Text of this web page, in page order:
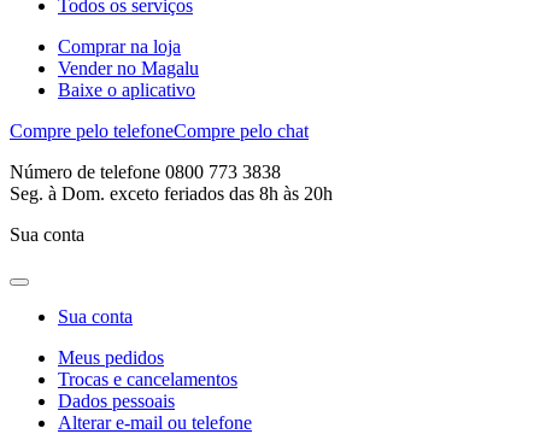
Todos os serviços
Comprar na loja
Vender no Magalu
Baixe o aplicativo
Compre pelo telefoneCompre pelo chat
Número de telefone 0800 773 3838
Seg. à Dom. exceto feriados das 8h às 20h
Sua conta
Sua conta
Meus pedidos
Trocas e cancelamentos
Dados pessoais
Alterar e-mail ou telefone